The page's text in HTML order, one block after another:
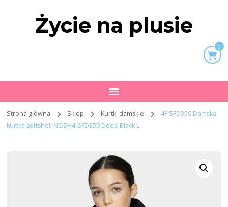
Życie na plusie
0
Strona główna Sklep Kurtki damskie
4F SFD350 Damska
kurtka softshell NOSH4-SFD350 Deep Black L